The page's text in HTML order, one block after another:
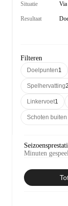
Situatie Via
Resultaat
Filteren
Doelpunten1
Spelhervatting2
Linkervoet1
Schoten
Minuten